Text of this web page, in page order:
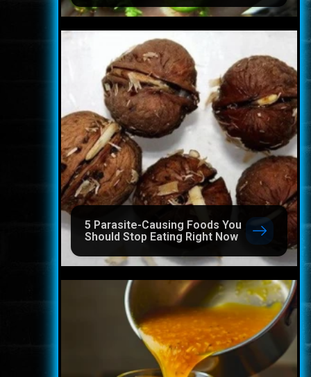
5 Parasite-Causing Foods You
Should Stop Eating Right Now